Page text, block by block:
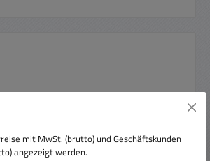
mit MwSt. (brutto) und Geschäftskunden
angezeigt werden.